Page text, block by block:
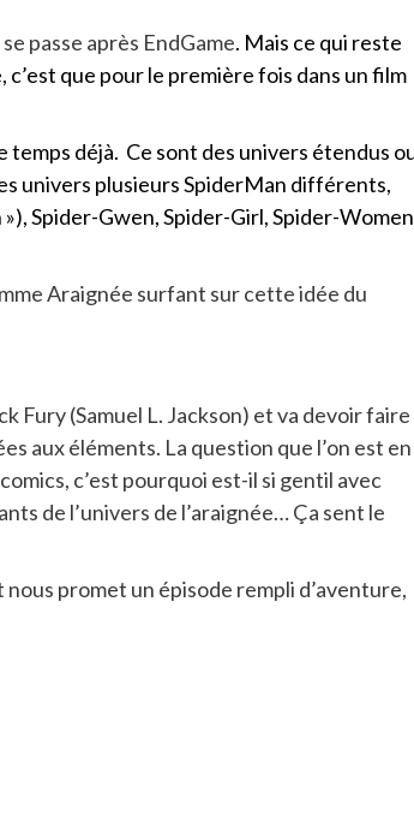
passe après EndGame. Mais ce qui reste
que pour le première fois dans un film
temps déjà. Ce sont des univers étendus
univers plusieurs SpiderMan différents,
Spider-Gwen, Spider-Girl, Spider-Women
Araignée surfant sur cette idée du
Fury (Samuel L. Jackson) et va devoir faire
aux éléments. La question que l’on est en
c’est pourquoi est-il si gentil avec
de l’univers de l’araignée… Ça sent le
promet un épisode rempli d’aventure,